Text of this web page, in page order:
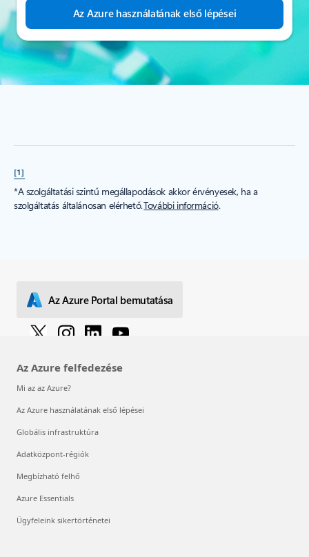
Az Azure használatának első lépései
[1]
*A szolgáltatási szintű megállapodások akkor érvényesek, ha a
szolgáltatás általánosan elérhető.További információ.
Az Azure Portal bemutatása
Az Azure felfedezése
Mi az az Azure?
Az Azure használatának első lépései
Globális infrastruktúra
Adatközpont-régiók
Megbízható felhő
Azure Essentials
Ügyfeleink sikertörténetei